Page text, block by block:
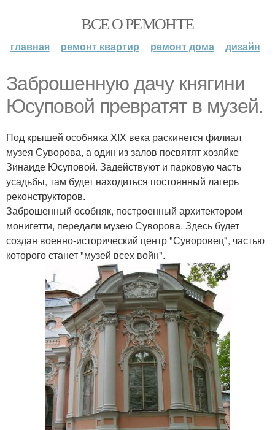
ВСЕ О РЕМОНТЕ
главная ремонт квартир ремонт дома дизайн
Заброшенную дачу княгини
Юсуповой превратят в музей.
Под крышей особняка XIX века раскинется филиал
музея Суворова, а один из залов посвятят хозяйке
Зинаиде Юсуповой. Задействуют и парковую часть
усадьбы, там будет находиться постоянный лагерь
реконструкторов.
Заброшенный особняк, построенный архитектором
монигетти, передали музею Суворова. Здесь будет
создан военно-исторический центр "Суворовец", частью
которого станет "музей всех войн".